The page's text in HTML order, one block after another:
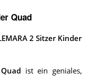
Quad
2 Sitzer Kinder
ist ein geniales,